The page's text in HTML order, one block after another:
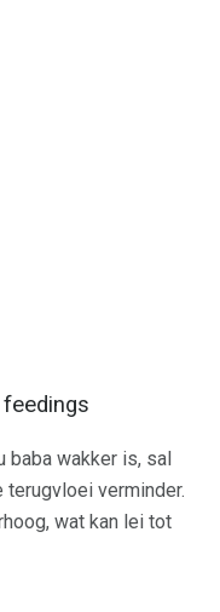
baba wakker is, sal
verminder.
wat kan lei tot